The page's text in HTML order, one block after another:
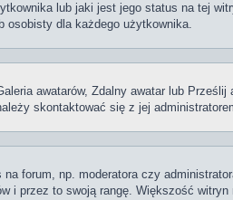
lub jaki jest jego status na tej
osobisty dla każdego użytkownika.
awatarów, Zdalny awatar lub
skontaktować się z jej
forum, np. moderatora czy
przez to swoją rangę. Większość